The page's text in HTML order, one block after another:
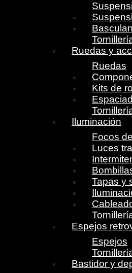
Ruedas y
Ruedas
Kits de
Iluminación
Focos
Luces
Tapas y
Espejos
Espejos
Bastidor y